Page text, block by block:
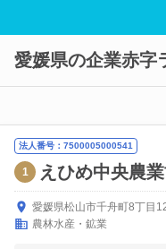
愛媛県の企業赤字
法人番号：7500005000541
1 えひめ中央農
愛媛県松山市千舟町8丁目
農林水産・鉱業